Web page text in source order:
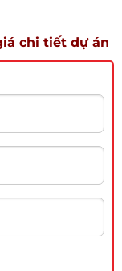
chi tiết dự án